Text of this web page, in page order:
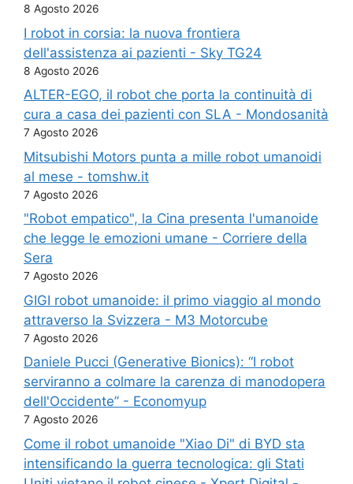
8 Agosto 2026
I robot in corsia: la nuova frontiera
dell'assistenza ai pazienti - Sky TG24
8 Agosto 2026
ALTER-EGO, il robot che porta la continuità di
cura a casa dei pazienti con SLA - Mondosanità
7 Agosto 2026
Mitsubishi Motors punta a mille robot umanoidi
al mese - tomshw.it
7 Agosto 2026
"Robot empatico", la Cina presenta l'umanoide
che legge le emozioni umane - Corriere della
Sera
7 Agosto 2026
GIGI robot umanoide: il primo viaggio al mondo
attraverso la Svizzera - M3 Motorcube
7 Agosto 2026
Daniele Pucci (Generative Bionics): “I robot
serviranno a colmare la carenza di manodopera
dell'Occidente” - Economyup
7 Agosto 2026
Come il robot umanoide "Xiao Di" di BYD sta
intensificando la guerra tecnologica: gli Stati